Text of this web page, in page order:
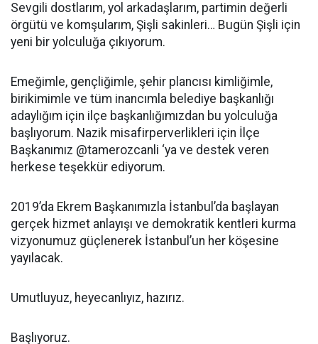
Sevgili dostlarım, yol arkadaşlarım, partimin değerli
örgütü ve komşularım, Şişli sakinleri… Bugün Şişli için
yeni bir yolculuğa çıkıyorum.
Emeğimle, gençliğimle, şehir plancısı kimliğimle,
birikimimle ve tüm inancımla belediye başkanlığı
adaylığım için ilçe başkanlığımızdan bu yolculuğa
başlıyorum. Nazik misafirperverlikleri için İlçe
Başkanımız @tamerozcanli ‘ya ve destek veren
herkese teşekkür ediyorum.
2019’da Ekrem Başkanımızla İstanbul’da başlayan
gerçek hizmet anlayışı ve demokratik kentleri kurma
vizyonumuz güçlenerek İstanbul’un her köşesine
yayılacak.
Umutluyuz, heyecanlıyız, hazırız.
Başlıyoruz.